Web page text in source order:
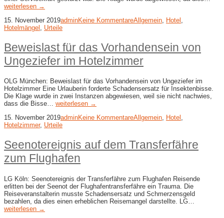
weiterlesen →
15. November 2019adminKeine KommentareAllgemein, Hotel ,
Hotelmängel , Urteile
Beweislast für das Vorhandensein von
Ungeziefer im Hotelzimmer
OLG München: Beweislast für das Vorhandensein von Ungeziefer im
Hotelzimmer Eine Urlauberin forderte Schadensersatz für Insektenbisse.
Die Klage wurde in zwei Instanzen abgewiesen, weil sie nicht nachwies,
dass die Bisse… weiterlesen →
15. November 2019adminKeine KommentareAllgemein, Hotel ,
Hotelzimmer, Urteile
Seenotereignis auf dem Transferfähre
zum Flughafen
LG Köln: Seenotereignis der Transferfähre zum Flughafen Reisende
erlitten bei der Seenot der Flughafentransferfähre ein Trauma. Die
Reiseveranstalterin musste Schadensersatz und Schmerzensgeld
bezahlen, da dies einen erheblichen Reisemangel darstellte. LG…
weiterlesen →